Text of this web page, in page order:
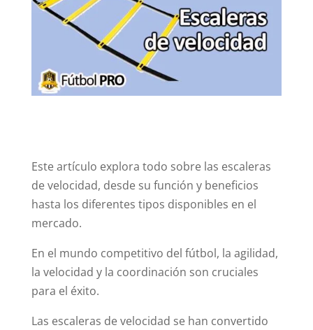
Este artículo explora todo sobre las escaleras
de velocidad, desde su función y beneficios
hasta los diferentes tipos disponibles en el
mercado.
En el mundo competitivo del fútbol, la agilidad,
la velocidad y la coordinación son cruciales
para el éxito.
Las escaleras de velocidad se han convertido